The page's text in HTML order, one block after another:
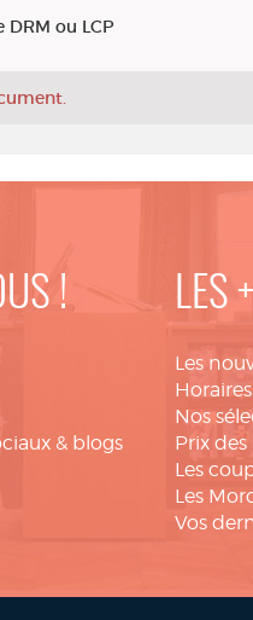
DRM ou LCP
!
& blogs
LES
Les
Nos
Prix
Les
Les
Vos